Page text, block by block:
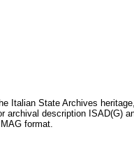
Italian State Archives
archival description ISAD(G)
format.